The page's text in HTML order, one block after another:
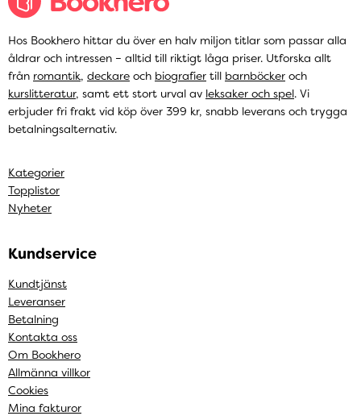
Hos Bookhero hittar du över en halv miljon titlar som passar alla
åldrar och intressen – alltid till riktigt låga priser. Utforska allt
från romantik, deckare och biografier till barnböcker och
kurslitteratur, samt ett stort urval av leksaker och spel. Vi
erbjuder fri frakt vid köp över 399 kr, snabb leverans och trygga
betalningsalternativ.
Kategorier
Topplistor
Nyheter
Kundservice
Kundtjänst
Leveranser
Betalning
Kontakta oss
Om Bookhero
Allmänna villkor
Cookies
Mina fakturor